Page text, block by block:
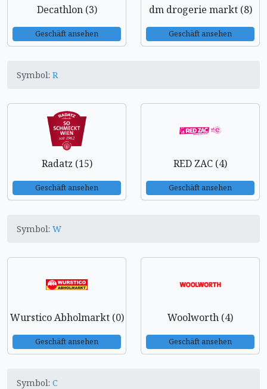
Decathlon (3)
Geschäft ansehen
dm drogerie markt (8)
Geschäft ansehen
Symbol: R
Radatz (15)
Geschäft ansehen
RED ZAC (4)
Geschäft ansehen
Symbol: W
Wurstico Abholmarkt (0)
Geschäft ansehen
Woolworth (4)
Geschäft ansehen
Symbol: C